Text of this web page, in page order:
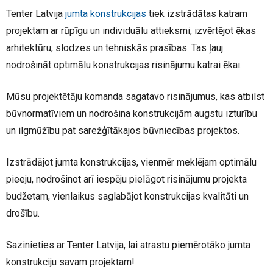
Tenter Latvija jumta konstrukcijas tiek izstrādātas katram
projektam ar rūpīgu un individuālu attieksmi, izvērtējot ēkas
arhitektūru, slodzes un tehniskās prasības. Tas ļauj
nodrošināt optimālu konstrukcijas risinājumu katrai ēkai.
Mūsu projektētāju komanda sagatavo risinājumus, kas atbilst
būvnormatīviem un nodrošina konstrukcijām augstu izturību
un ilgmūžību pat sarežģītākajos būvniecības projektos.
Izstrādājot jumta konstrukcijas, vienmēr meklējam optimālu
pieeju, nodrošinot arī iespēju pielāgot risinājumu projekta
budžetam, vienlaikus saglabājot konstrukcijas kvalitāti un
drošību.
Sazinieties ar Tenter Latvija, lai atrastu piemērotāko jumta
konstrukciju savam projektam!